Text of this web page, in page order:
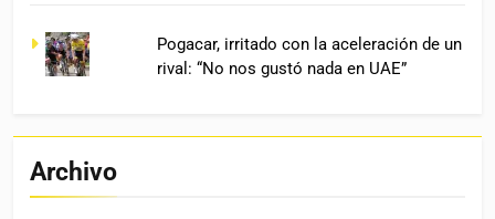
Pogacar, irritado con la aceleración de un
rival: “No nos gustó nada en UAE”
Archivo